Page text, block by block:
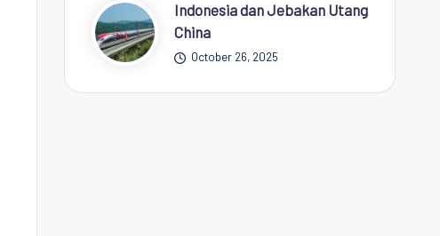
Indonesia dan Jebakan Utang
China
October 26, 2025